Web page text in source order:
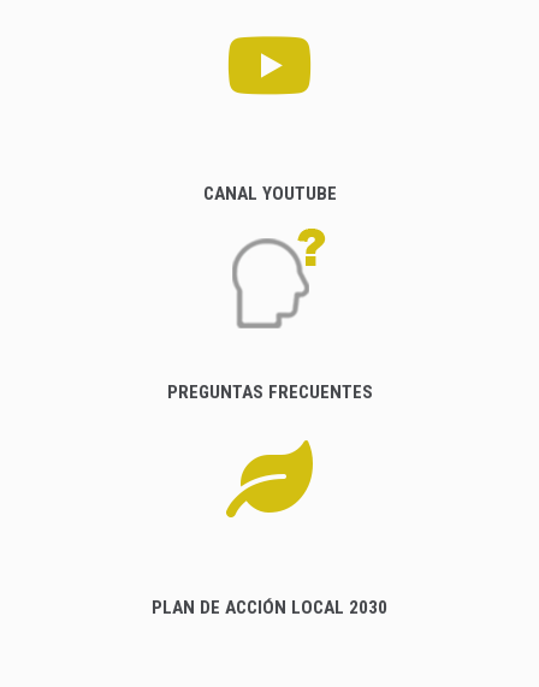
CANAL YOUTUBE
PREGUNTAS FRECUENTES
PLAN DE ACCIÓN LOCAL 2030